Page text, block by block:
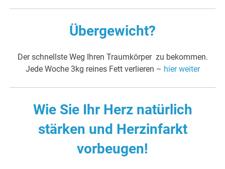
Übergewicht?
Der schnellste Weg Ihren Traumkörper zu bekommen.
Jede Woche 3kg reines Fett verlieren – hier weiter
Wie Sie Ihr Herz natürlich
stärken und Herzinfarkt
vorbeugen!